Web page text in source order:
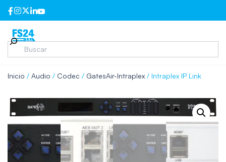
Inicio / Audio / Codec / GatesAir-Intraplex / Intraplex IP Link